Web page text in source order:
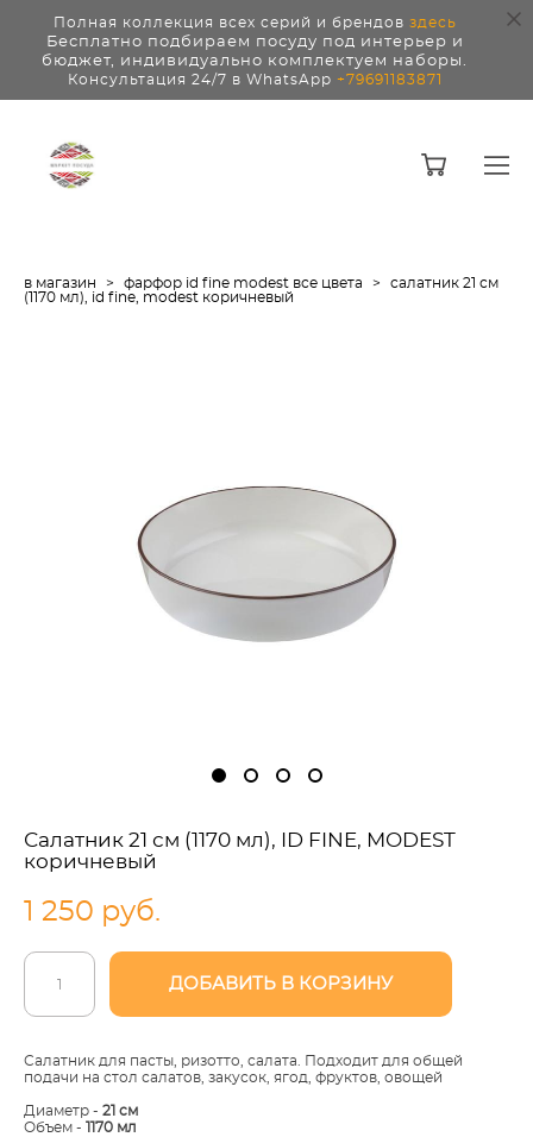
Полная коллекция всех серий и брендов здесь
Бесплатно подбираем посуду под интерьер и
бюджет, индивидуально комплектуем наборы.
Консультация 24/7 в WhatsApp +79691183871
в магазин > фарфор id fine modest все цвета >
салатник 21 см
(1170 мл), id fine, modest коричневый
Салатник 21 см (1170 мл), ID FINE, MODEST
коричневый
1 250 pуб.
ДОБАВИТЬ В КОРЗИНУ
Салатник для пасты, ризотто, салата. Подходит для общей
подачи на стол салатов, закусок, ягод, фруктов, овощей
Диаметр - 21 см
Объем - 1170 мл